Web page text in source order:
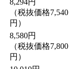
8,294円
（税抜価格7,540
円）
8,580円
（税抜価格7,800
円）